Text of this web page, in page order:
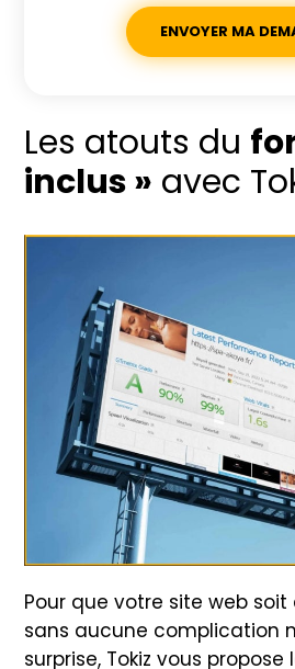
Les atouts du
inclus » avec
Pour que votre site web
sans aucune complication
surprise, Tokiz vous